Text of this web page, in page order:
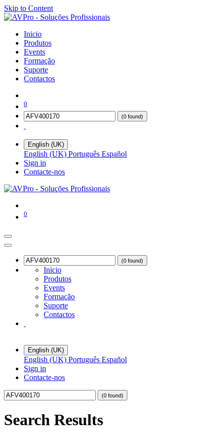
Skip to Content
Inicio
Produtos
Events
Formação
Suporte
Contactos
0
(0 found)
English (UK)
English (UK) Português Español
Sign in
Contacte-nos
0
(0 found)
Inicio
Produtos
Events
Formação
Suporte
Contactos
English (UK)
English (UK) Português Español
Sign in
Contacte-nos
(0 found)
Search Results